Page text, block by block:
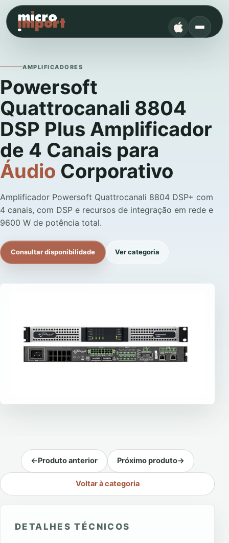
AMPLIFICADORES
Powersoft
Quattrocanali 8804
DSP Plus Amplificador
de 4 Canais para
Áudio Corporativo
Amplificador Powersoft Quattrocanali 8804 DSP+ com
4 canais, com DSP e recursos de integração em rede e
9600 W de potência total.
Consultar disponibilidade Ver categoria
←Produto anterior
Voltar à categoria
Próximo produto→
DETALHES TÉCNICOS